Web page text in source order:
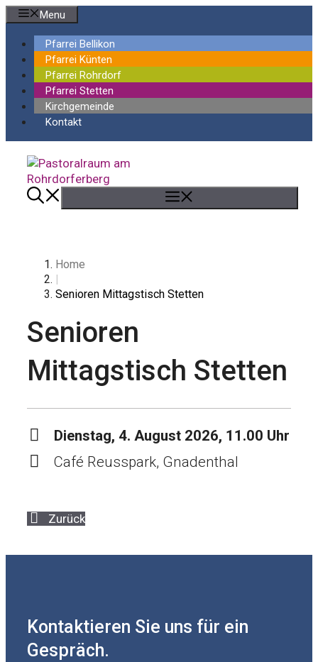
Springe
Inhalt
Menu
Pfarrei Bellikon
Pfarrei Künten
Pfarrei Rohrdorf
Pfarrei Stetten
Kirchgemeinde
Kontakt
Home
|
Senioren Mittagstisch Stetten
Senioren
Mittagstisch Stetten
Dienstag, 4. August 2026, 11.00 Uhr
Café Reusspark, Gnadenthal
Zurück
Kontaktieren Sie uns für ein
Gespräch.